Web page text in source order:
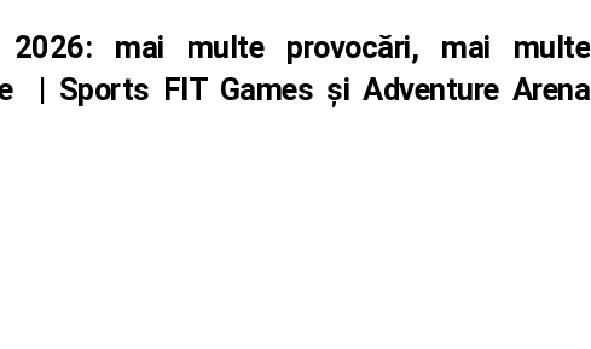
2026: mai multe provocări, mai multe
| Sports FIT Games și Adventure Arena